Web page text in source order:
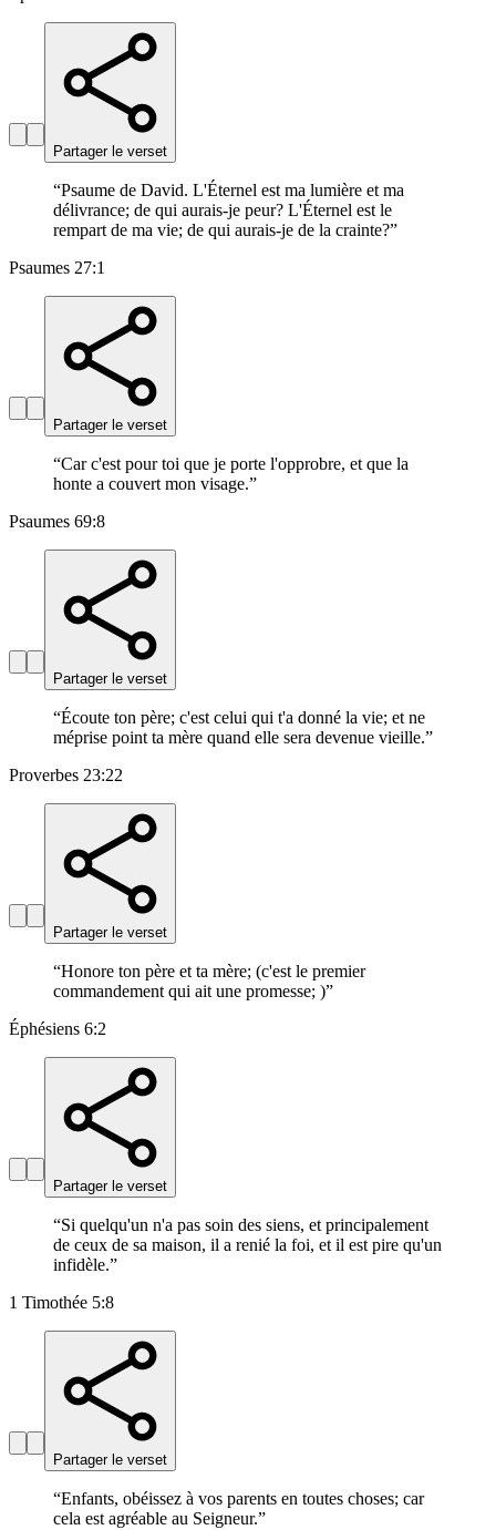
Partager le verset
“Psaume de David. L'Éternel est ma lumière et ma
délivrance; de qui aurais-je peur? L'Éternel est le
rempart de ma vie; de qui aurais-je de la crainte?”
Psaumes 27:1
Partager le verset
“Car c'est pour toi que je porte l'opprobre, et que la
honte a couvert mon visage.”
Psaumes 69:8
Partager le verset
“Écoute ton père; c'est celui qui t'a donné la vie; et ne
méprise point ta mère quand elle sera devenue vieille.”
Proverbes 23:22
Partager le verset
“Honore ton père et ta mère; (c'est le premier
commandement qui ait une promesse; )”
Éphésiens 6:2
Partager le verset
“Si quelqu'un n'a pas soin des siens, et principalement
de ceux de sa maison, il a renié la foi, et il est pire qu'un
infidèle.”
1 Timothée 5:8
Partager le verset
“Enfants, obéissez à vos parents en toutes choses; car
cela est agréable au Seigneur.”